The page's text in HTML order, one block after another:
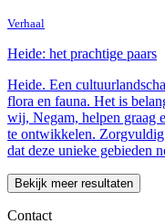
Verhaal
Heide: het prachtige paars
Heide. Een
flora en fauna. Het is
wij, Negam, helpen graag
te ontwikkelen. Zorgvuldig
dat deze unieke gebieden
Bekijk meer resultaten
Contact